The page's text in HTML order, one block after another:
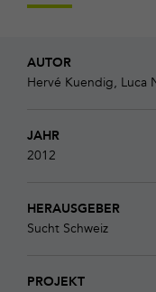
AUTOR
Hervé Kuendig, Luca
JAHR
2012
HERAUSGEBER
Sucht Schweiz
PROJEKT